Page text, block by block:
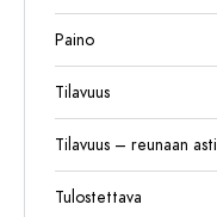
Paino
Tilavuus
Tilavuus – reunaan asti
Tulostettava